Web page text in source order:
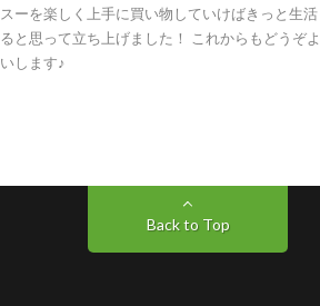
スーを楽しく上手に買い物していけばきっと生
ると思って立ち上げました！ これからもどうぞ
いします♪
Back to Top